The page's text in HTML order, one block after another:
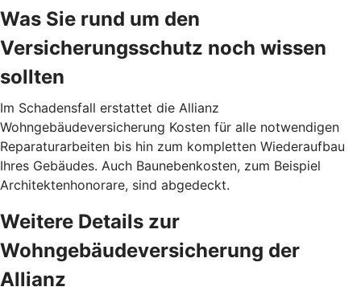
Was Sie rund um den
Versicherungsschutz noch wissen
sollten
Im Schadensfall erstattet die Allianz
Wohngebäudeversicherung Kosten für alle notwendigen
Reparaturarbeiten bis hin zum kompletten Wiederaufbau
Ihres Gebäudes. Auch Baunebenkosten, zum Beispiel
Architektenhonorare, sind abgedeckt.
Weitere Details zur
Wohngebäudeversicherung der
Allianz